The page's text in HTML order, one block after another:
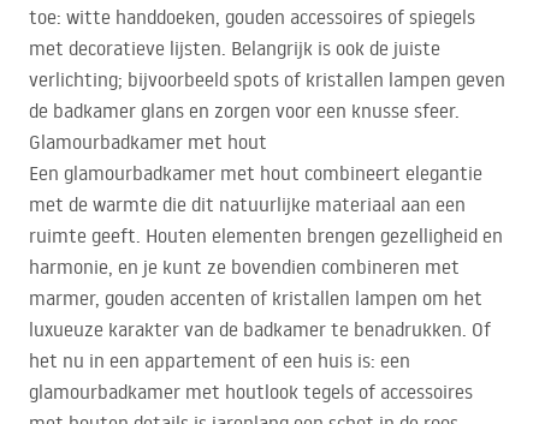
toe: witte handdoeken, gouden accessoires of spiegels
met decoratieve lijsten. Belangrijk is ook de juiste
verlichting; bijvoorbeeld spots of kristallen lampen geven
de badkamer glans en zorgen voor een knusse sfeer.
Glamourbadkamer met hout
Een glamourbadkamer met hout combineert elegantie
met de warmte die dit natuurlijke materiaal aan een
ruimte geeft. Houten elementen brengen gezelligheid en
harmonie, en je kunt ze bovendien combineren met
marmer, gouden accenten of kristallen lampen om het
luxueuze karakter van de badkamer te benadrukken. Of
het nu in een appartement of een huis is: een
glamourbadkamer met houtlook tegels of accessoires